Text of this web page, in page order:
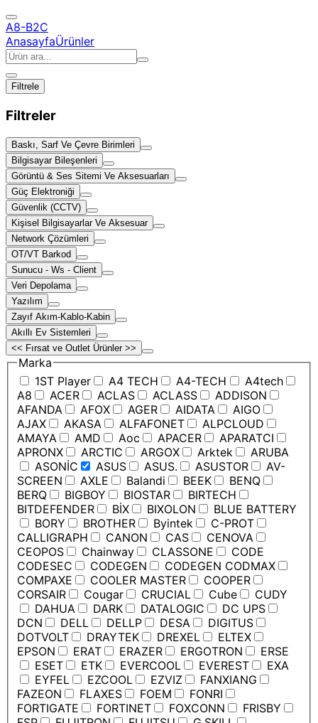
A8-B2C
AnasayfaÜrünler
Filtrele
Filtreler
Baskı, Sarf Ve Çevre Birimleri
Bilgisayar Bileşenleri
Görüntü & Ses Sitemi Ve Aksesuarları
Güç Elektroniği
Güvenlik (CCTV)
Kişisel Bilgisayarlar Ve Aksesuar
Network Çözümleri
OT/VT Barkod
Sunucu - Ws - Client
Veri Depolama
Yazılım
Zayıf Akım-Kablo-Kabin
Akıllı Ev Sistemleri
<< Fırsat ve Outlet Ürünler >>
Marka
1ST Player
A4 TECH A4-TECH
A4tech
A8
ACER ACLAS ACLASS
ADDISON
AFANDA
AFOX AGER AIDATA
AIGO
AJAX
AKASA ALFAFONET
ALPCLOUD
AMAYA
AMD Aoc APACER
APARATCI
APRONX
ARCTIC ARGOX Arktek
ARUBA
ASONİC
ASUS ASUS. ASUSTOR
AV-
SCREEN
AXLE Balandi BEEK
BENQ
BERQ
BIGBOY BIOSTAR
BIRTECH
BITDEFENDER
BİX BIXOLON
BLUE BATTERY
BORY
BROTHER Byintek
C-PROT
CALLIGRAPH
CANON CAS
CENOVA
CEOPOS
Chainway CLASSONE
CODE
CODESEC
CODEGEN
CODEGEN CODMAX
COMPAXE
COOLER MASTER
COOPER
CORSAIR
Cougar CRUCIAL Cube
CUDY
DAHUA
DARK DATALOGIC
DC UPS
DCN
DELL DELLP DESA
DIGITUS
DOTVOLT
DRAYTEK DREXEL
ELTEX
EPSON
ERAT ERAZER ERGOTRON
ERSE
ESET
ETK EVERCOOL EVEREST
EXA
EYFEL
EZCOOL EZVIZ
FANXIANG
FAZEON
FLAXES FOEM
FONRI
FORTIGATE
FORTINET FOXCONN
FRISBY